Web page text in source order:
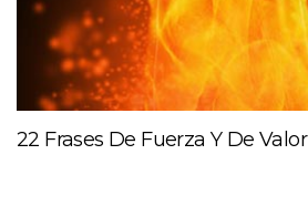
22 Frases De Fuerza Y De Valor